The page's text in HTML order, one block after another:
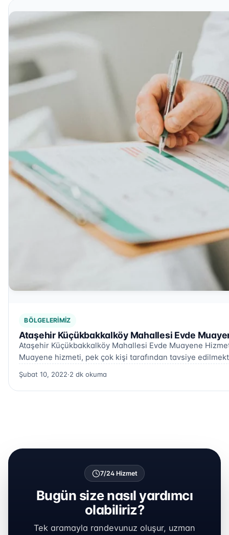
BÖLGELERIMIZ
Ataşehir Küçükbakkalköy Mahallesi Evde
Ataşehir Küçükbakkalköy Mahallesi Evde Muayene
Muayene hizmeti, pek çok kişi tarafından tavsiye
Şubat 10, 2022·2 dk okuma
7/24 Hizmet
Bugün size nasıl yardımcı
olabiliriz?
Tek aramayla randevunuz oluşur, uzman